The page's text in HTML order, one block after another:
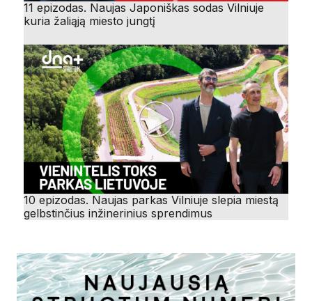
11 epizodas. Naujas Japoniškas sodas Vilniuje
kuria žaliąją miesto jungtį
10 epizodas. Naujas parkas Vilniuje slepia miestą
gelbstinčius inžinerinius sprendimus